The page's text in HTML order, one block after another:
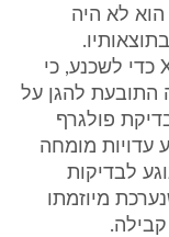
הוא לא היה
הנתבעת חשפה את עברו הפלילי של X כדי לשכנע, כי
התובעת להגן על
פולגרף
עדויות מומחה
לבדיקות
מיוזמתו